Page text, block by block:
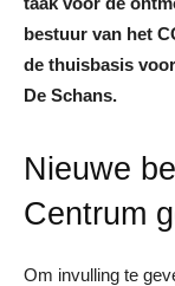
bestuur van het
de thuisbasis
De Schans.
Nieuwe
Centrum
Om invulling te